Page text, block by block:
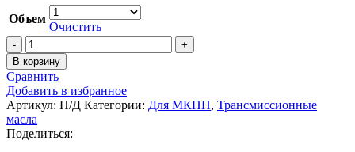
Объем
Очистить
В корзину
Сравнить
Добавить в избранное
Артикул: Н/Д Категории: Для МКПП, Трансмиссионные
масла
Поделиться: